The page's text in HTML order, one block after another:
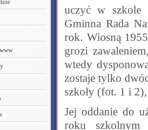
uczyć w szkole
Gminna Rada
rok. Wiosną
grozi
wtedy
zostaje tylko
szkoły (fot. 1 i
Jej oddanie do
roku szkolnym